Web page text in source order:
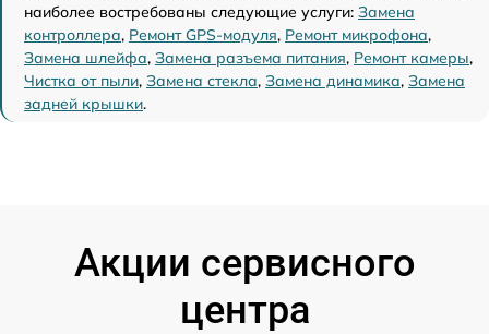
наиболее востребованы следующие услуги: Замена
контроллера, Ремонт GPS-модуля, Ремонт микрофона,
Замена шлейфа, Замена разъема питания, Ремонт камеры,
Чистка от пыли, Замена стекла, Замена динамика, Замена
задней крышки.
Акции сервисного
центра